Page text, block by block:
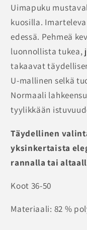
Uimapuku
kuosilla.
edessä. Pehmeä
luonnollista tukea,
takaavat
U-mallinen selkä
Normaali
tyylikkään
Täydellinen
yksinkertaista
rannalla tai
Koot 36-50
Materiaali: 82 %